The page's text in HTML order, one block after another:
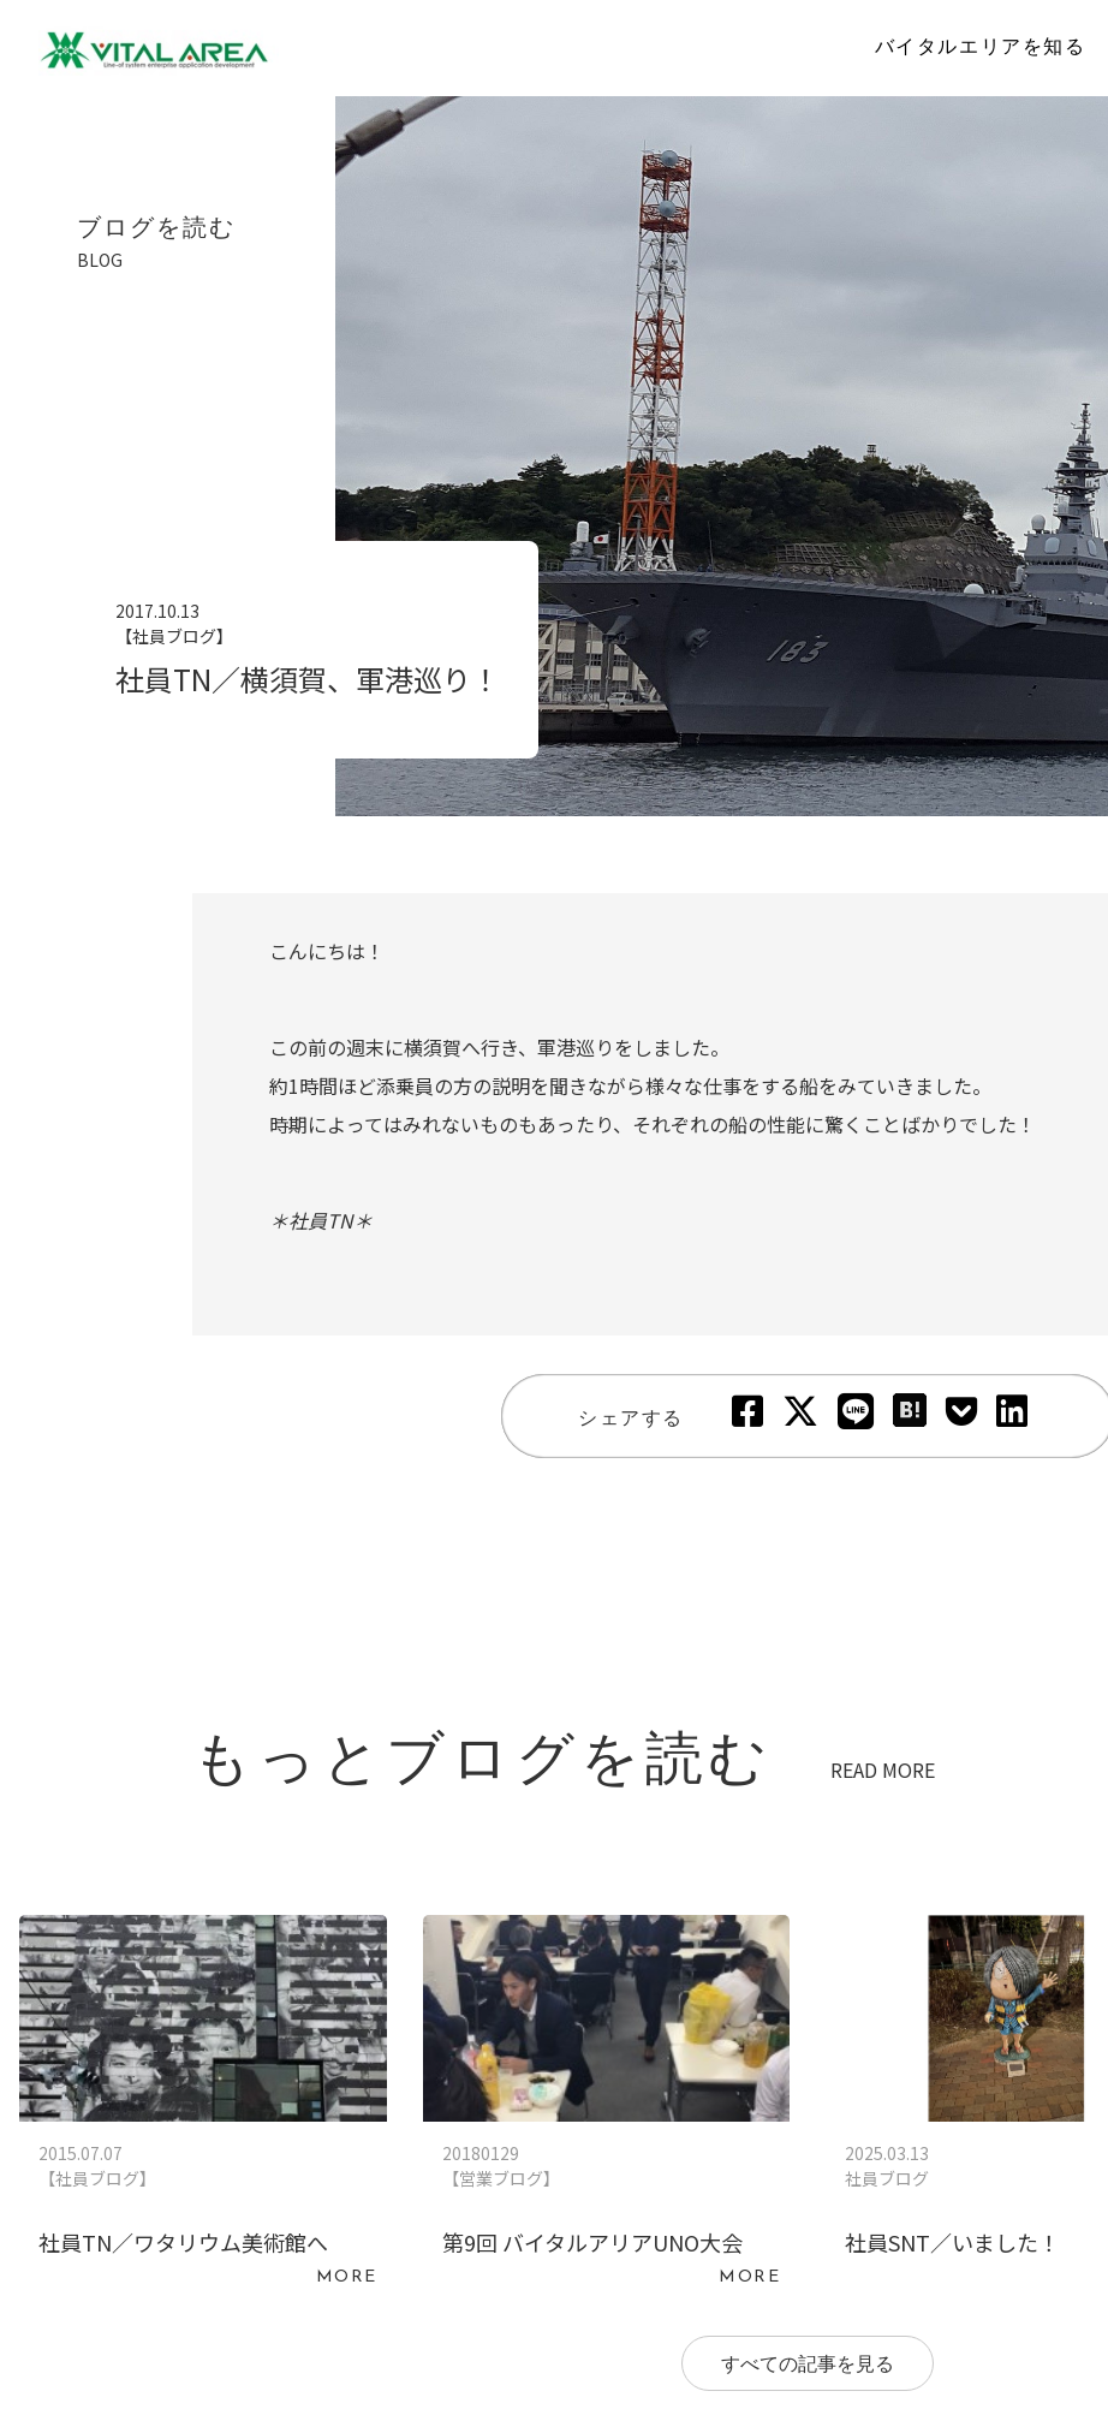
バイタルエリアを知る
ブログを読む
BLOG
2017.10.13
【社員ブログ】
社員TN／横須賀、軍港巡り！
こんにちは！
この前の週末に横須賀へ行き、軍港巡りをしました。
約1時間ほど添乗員の方の説明を聞きながら様々な仕事をする船をみていきました。
時期によってはみれないものもあったり、それぞれの船の性能に驚くことばかりでした！
＊社員TN＊
シェアする
もっとブログを読む READ MORE
2015.07.07
【社員ブログ】
社員TN／ワタリウム美術館へ
MORE
20180129
【営業ブログ】
第9回 バイタルアリアUNO大会
MORE
2025.03.13
社員ブログ
社員SNT／いました！
すべての記事を見る